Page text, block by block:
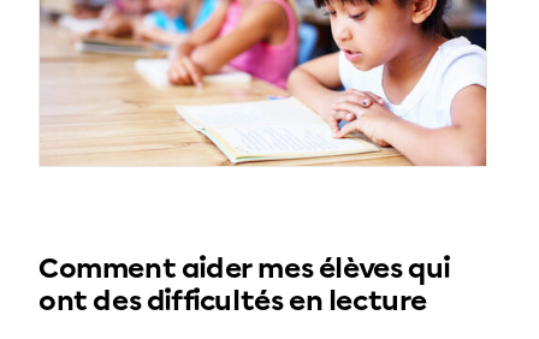
Comment aider mes élèves qui
ont des difficultés en lecture